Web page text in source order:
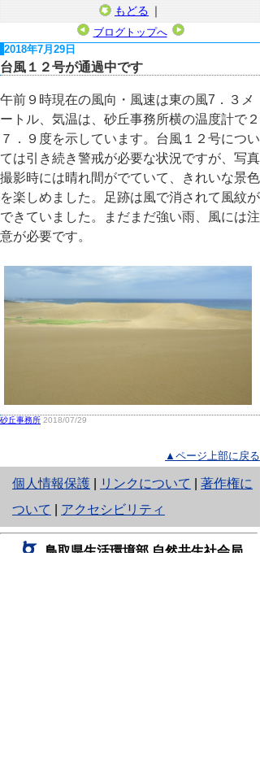
もどる ｜
ブログトップへ
2018年7月29日
台風１２号が通過中です
午前９時現在の風向・風速は東の風7．３メ
ートル、気温は、砂丘事務所横の温度計で２
７．９度を示しています。台風１２号につい
ては引き続き警戒が必要な状況ですが、写真
撮影時には晴れ間がでていて、きれいな景色
を楽しめました。足跡は風で消されて風紋が
できていました。まだまだ強い雨、風には注
意が必要です。
砂丘事務所 2018/07/29
▲ページ上部に戻る
個人情報保護
と
り
ネ
リンクについて
著作権に
ついて
アクセシビリティ
鳥取県生活環境部 自然共生社会局